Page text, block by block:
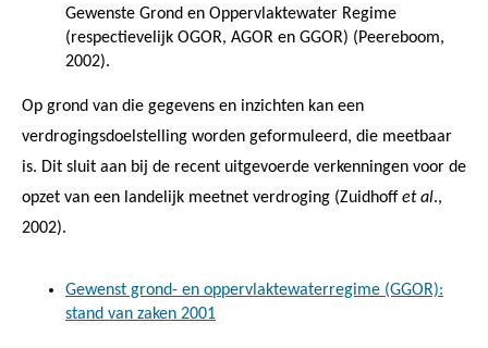
Gewenste Grond en Oppervlaktewater Regime
(respectievelijk OGOR, AGOR en GGOR) (Peereboom,
2002).
Op grond van die gegevens en inzichten kan een
verdrogingsdoelstelling worden geformuleerd, die meetbaar
is. Dit sluit aan bij de recent uitgevoerde verkenningen voor de
opzet van een landelijk meetnet verdroging (Zuidhoffet al.,
2002).
Gewenst grond- en oppervlaktewaterregime (GGOR):
stand van zaken 2001